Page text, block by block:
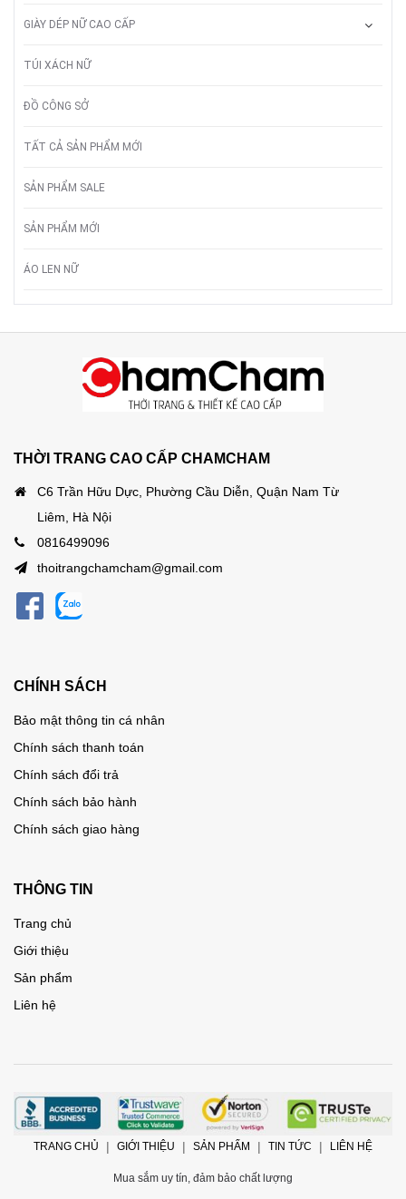
GIÀY DÉP NỮ CAO CẤP
TÚI XÁCH NỮ
ĐỒ CÔNG SỞ
TẤT CẢ SẢN PHẨM MỚI
SẢN PHẨM SALE
SẢN PHẨM MỚI
ÁO LEN NỮ
THỜI TRANG CAO CẤP CHAMCHAM
C6 Trần Hữu Dực, Phường Cầu Diễn, Quận Nam Từ
Liêm, Hà Nội
0816499096
thoitrangchamcham@gmail.com
CHÍNH SÁCH
Bảo mật thông tin cá nhân
Chính sách thanh toán
Chính sách đổi trả
Chính sách bảo hành
Chính sách giao hàng
THÔNG TIN
Trang chủ
Giới thiệu
Sản phẩm
Liên hệ
TRANG CHỦ GIỚI THIỆU SẢN PHẨM TIN TỨC LIÊN HỆ
Mua sắm uy tín, đảm bảo chất lượng